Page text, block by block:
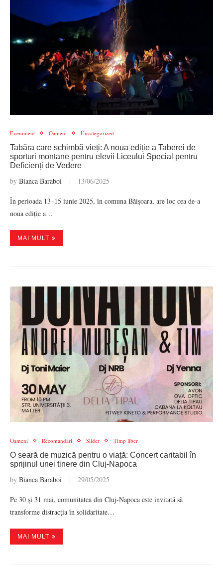
Eveniment Oameni Uncategorized
Tabăra care schimbă vieți: A noua ediție a Taberei de
sporturi montane pentru elevii Liceului Special pentru
Deficienți de Vedere
by Bianca Baraboi 13/06/2025
În perioada 13–15 iunie 2025, în comuna Băișoara, are loc cea de-a
noua ediție a…
MAI MULT
Oameni Recomandari Slider Timp liber
O seară de muzică pentru o viață: Concert caritabil în
sprijinul unei tinere din Cluj-Napoca
by Bianca Baraboi 29/05/2025
Pe 30 și 31 mai, comunitatea din Cluj-Napoca este invitată să
transforme distracția în solidaritate…
MAI MULT